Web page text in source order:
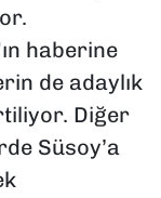
haberine
de adaylık
Diğer
Süsoy’a